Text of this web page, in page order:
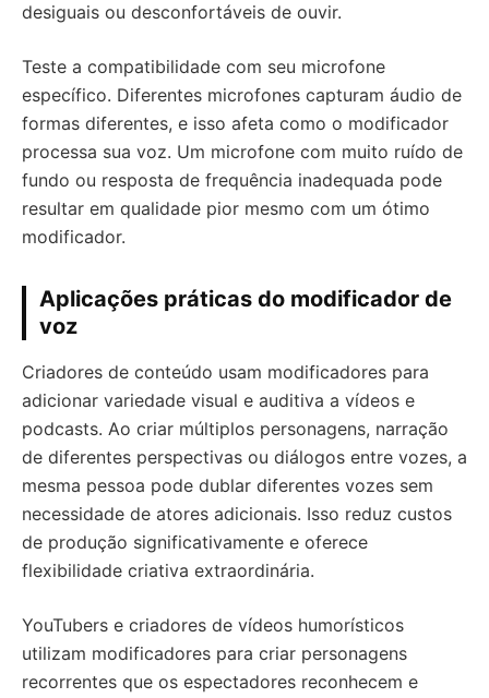
desiguais ou desconfortáveis de ouvir.
Teste a compatibilidade com seu microfone
específico. Diferentes microfones capturam áudio de
formas diferentes, e isso afeta como o modificador
processa sua voz. Um microfone com muito ruído de
fundo ou resposta de frequência inadequada pode
resultar em qualidade pior mesmo com um ótimo
modificador.
Aplicações práticas do modificador de
voz
Criadores de conteúdo usam modificadores para
adicionar variedade visual e auditiva a vídeos e
podcasts. Ao criar múltiplos personagens, narração
de diferentes perspectivas ou diálogos entre vozes, a
mesma pessoa pode dublar diferentes vozes sem
necessidade de atores adicionais. Isso reduz custos
de produção significativamente e oferece
flexibilidade criativa extraordinária.
YouTubers e criadores de vídeos humorísticos
utilizam modificadores para criar personagens
recorrentes que os espectadores reconhecem e